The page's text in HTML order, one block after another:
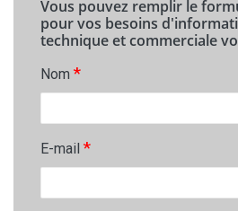
Vous pouvez remplir le
pour vos besoins
technique et commerciale
Nom *
E-mail *